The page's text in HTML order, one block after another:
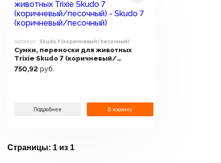
Артикул: Skudo 7 (коричневый/песочный)
Сумки, переноски для животных
Trixie Skudo 7 (коричневый/
песочный)
750,92 руб.
Подробнее В корзину
Страницы: 1 из 1